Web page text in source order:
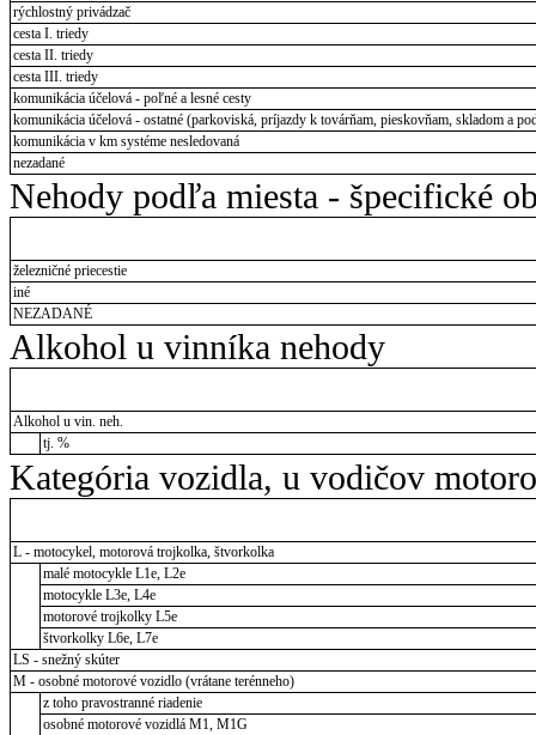
rýchlostný privádzač
cesta I. triedy
cesta II. triedy
cesta III. triedy
komunikácia účelová - poľné a lesné cesty
komunikácia účelová - ostatné (parkoviská, príjazdy k továrňam, pieskovňam, skladom a
komunikácia v km systéme nesledovaná
nezadané
Nehody podľa miesta - špecifické
železničné priecestie
iné
NEZADANÉ
Alkohol u vinníka nehody
Alkohol u vin. neh.
tj. %
Kategória vozidla, u vodičov
L - motocykel, motorová trojkolka, štvorkolka
malé motocykle L1e, L2e
motocykle L3e, L4e
motorové trojkolky L5e
štvorkolky L6e, L7e
LS - snežný skúter
M - osobné motorové vozidlo (vrátane terénneho)
z toho pravostranné riadenie
osobné motorové vozidlá M1, M1G